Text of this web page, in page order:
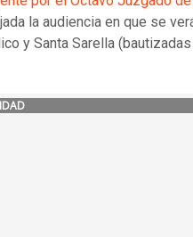
la audiencia en que se
y Santa Sarella